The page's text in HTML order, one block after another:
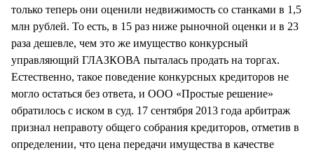
только теперь они оценили недвижимость со станками в 1,5
млн рублей. То есть, в 15 раз ниже рыночной оценки и в 23
раза дешевле, чем это же имущество конкурсный
управляющий ГЛАЗКОВА пыталась продать на торгах.
Естественно, такое поведение конкурсных кредиторов не
могло остаться без ответа, и ООО «Простые решение»
обратилось с иском в суд. 17 сентября 2013 года арбитраж
признал неправоту общего собрания кредиторов, отметив в
определении, что цена передачи имущества в качестве